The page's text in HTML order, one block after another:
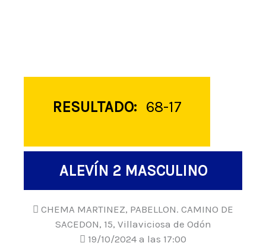
RESULTADO: 68-17
ALEVÍN 2 MASCULINO
CHEMA MARTINEZ, PABELLON. CAMINO DE
SACEDON, 15, Villaviciosa de Odón
19/10/2024 a las 17:00